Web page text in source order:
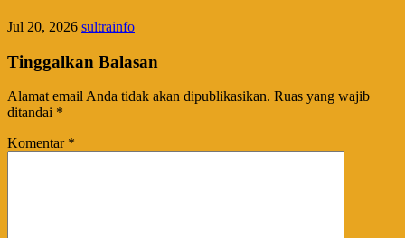
Jul 20, 2026 sultrainfo
Tinggalkan Balasan
Alamat email Anda tidak akan dipublikasikan. Ruas yang wajib
ditandai *
Komentar *